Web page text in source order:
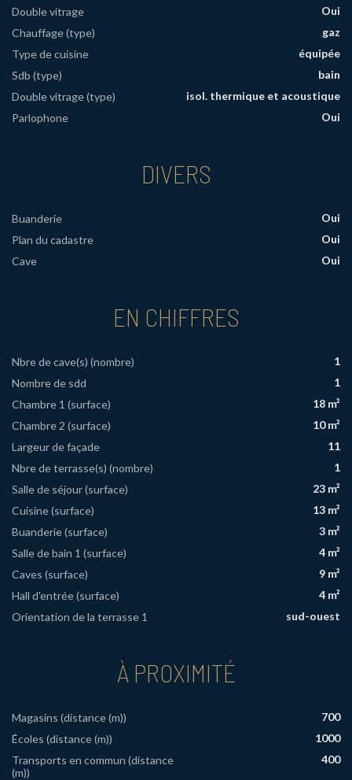
Double vitrage
Oui
Chauffage (type)
gaz
Type de cuisine
équipée
Sdb (type)
bain
Double vitrage (type)
isol. thermique et acoustique
Parlophone
Oui
DIVERS
Buanderie
Oui
Plan du cadastre
Oui
Cave
Oui
EN CHIFFRES
Nbre de cave(s) (nombre)
1
Nombre de sdd
1
Chambre 1 (surface)
18 m²
Chambre 2 (surface)
10 m²
Largeur de façade
11
Nbre de terrasse(s) (nombre)
1
Salle de séjour (surface)
23 m²
Cuisine (surface)
13 m²
Buanderie (surface)
3 m²
Salle de bain 1 (surface)
4 m²
Caves (surface)
9 m²
Hall d'entrée (surface)
4 m²
Orientation de la terrasse 1
sud-ouest
À PROXIMITÉ
Magasins (distance (m))
700
Écoles (distance (m))
1000
Transports en commun (distance
(m))
400